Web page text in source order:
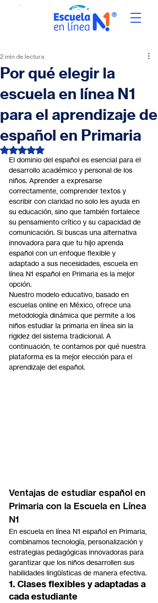
Por qué elegir la
escuela en línea N1
para el aprendizaje de
español en Primaria
2 min de lectura
Obtuvo NaN de 5 estrellas.
El dominio del español es esencial para el
desarrollo académico y personal de los
niños. Aprender a expresarse
correctamente, comprender textos y
escribir con claridad no solo les ayuda en
su educación, sino que también fortalece
su pensamiento crítico y su capacidad de
comunicación. Si buscas una alternativa
innovadora para que tu hijo aprenda
español con un enfoque flexible y
adaptado a sus necesidades, escuela en
línea N1 español en Primaria es la mejor
opción.
Nuestro modelo educativo, basado en
escuelas online en México, ofrece una
metodología dinámica que permite a los
niños estudiar la primaria en línea sin la
rigidez del sistema tradicional. A
continuación, te contamos por qué nuestra
plataforma es la mejor elección para el
aprendizaje del español.
Ventajas de estudiar español en
Primaria con la Escuela en Línea
N1
En escuela en línea N1 español en Primaria,
combinamos tecnología, personalización y
estrategias pedagógicas innovadoras para
garantizar que los niños desarrollen sus
habilidades lingüísticas de manera efectiva.
1. Clases flexibles y adaptadas a
cada estudiante